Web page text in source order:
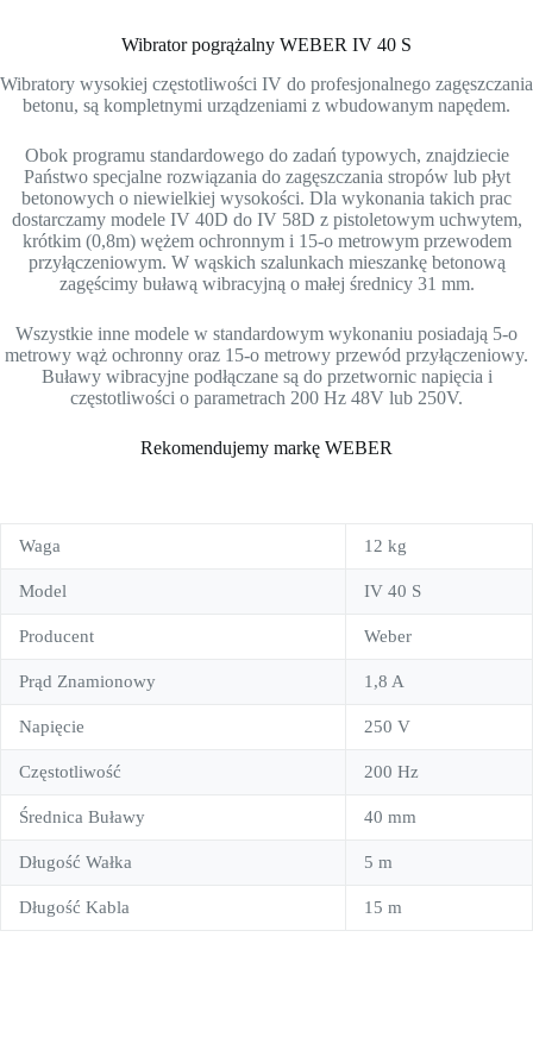
Wibrator pogrążalny WEBER IV 40 S
Wibratory wysokiej częstotliwości IV do profesjonalnego zagęszczania
betonu, są kompletnymi urządzeniami z wbudowanym napędem.
Obok programu standardowego do zadań typowych, znajdziecie
Państwo specjalne rozwiązania do zagęszczania stropów lub płyt
betonowych o niewielkiej wysokości. Dla wykonania takich prac
dostarczamy modele IV 40D do IV 58D z pistoletowym uchwytem,
krótkim (0,8m) wężem ochronnym i 15-o metrowym przewodem
przyłączeniowym. W wąskich szalunkach mieszankę betonową
zagęścimy buławą wibracyjną o małej średnicy 31 mm.
Wszystkie inne modele w standardowym wykonaniu posiadają 5-o
metrowy wąż ochronny oraz 15-o metrowy przewód przyłączeniowy.
Buławy wibracyjne podłączane są do przetwornic napięcia i
częstotliwości o parametrach 200 Hz 48V lub 250V.
Rekomendujemy markę WEBER
Waga 12 kg
Model IV 40 S
Producent Weber
Prąd Znamionowy 1,8 A
Napięcie 250 V
Częstotliwość 200 Hz
Średnica Buławy 40 mm
Długość Wałka 5 m
Długość Kabla 15 m